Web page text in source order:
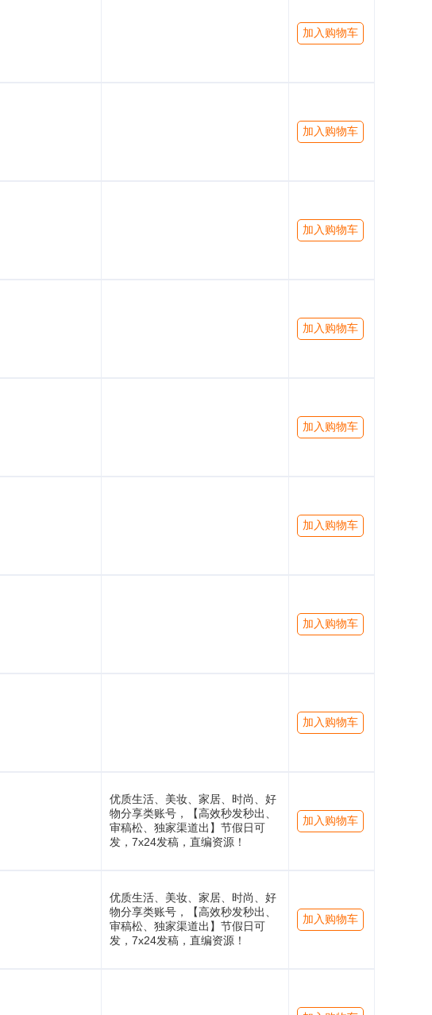
加入购物车
加入购物车
加入购物车
加入购物车
加入购物车
加入购物车
加入购物车
加入购物车
优质生活、美妆、家居、时尚、好
物分享类账号，【高效秒发秒出、
审稿松、独家渠道出】节假日可
发，7x24发稿，直编资源！
加入购物车
优质生活、美妆、家居、时尚、好
物分享类账号，【高效秒发秒出、
审稿松、独家渠道出】节假日可
发，7x24发稿，直编资源！
加入购物车